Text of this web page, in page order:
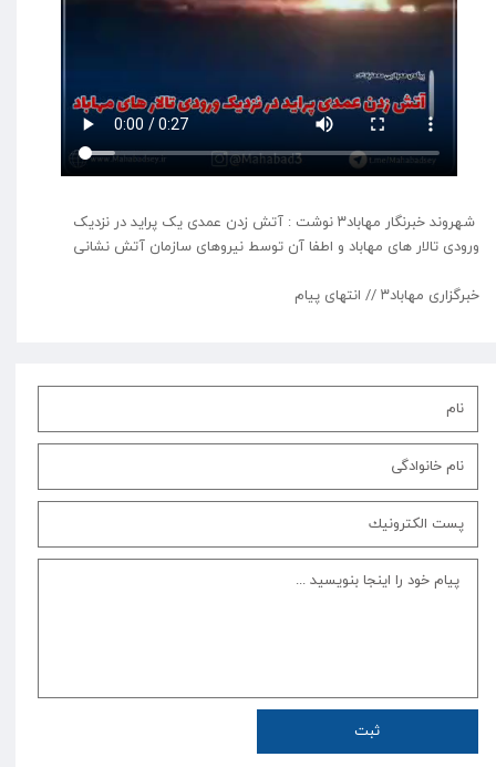
شهروند خبرنگار مهاباد۳ نوشت : آتش زدن عمدی یک پراید در نزدیک
ورودی تالار های مهاباد و اطفا آن توسط نیروهای سازمان آتش نشانی
خبرگزاری مهاباد۳ // انتهای پیام
ثبت